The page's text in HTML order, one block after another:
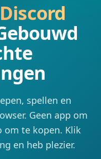
Discord
spellen en
Geen app om
om te kopen. Klik
en heb plezier.